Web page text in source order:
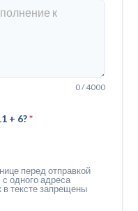
0 / 4000
+ 6?*
перед отправкой
одного адреса
тексте запрещены